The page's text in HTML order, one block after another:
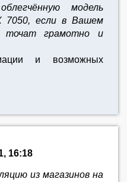
модель
7050, если в Вашем
точат грамотно и
и возможных
16:18
из магазинов на